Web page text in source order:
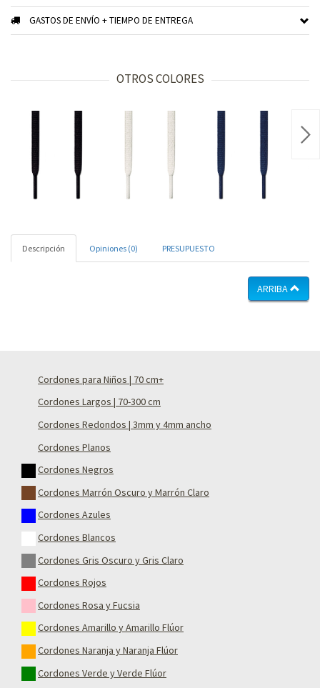
GASTOS DE ENVÍO + TIEMPO DE ENTREGA
OTROS COLORES
Descripción Opiniones (0) PRESUPUESTO
ARRIBA
Cordones para Niños | 70 cm+
Cordones Largos | 70-300 cm
Cordones Redondos | 3mm y 4mm ancho
Cordones Planos
Cordones Negros
Cordones Marrón Oscuro y Marrón Claro
Cordones Azules
Cordones Blancos
Cordones Gris Oscuro y Gris Claro
Cordones Rojos
Cordones Rosa y Fucsia
Cordones Amarillo y Amarillo Flúor
Cordones Naranja y Naranja Flúor
Cordones Verde y Verde Flúor